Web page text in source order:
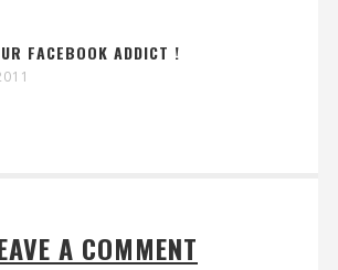
FACEBOOK ADDICT !
A COMMENT